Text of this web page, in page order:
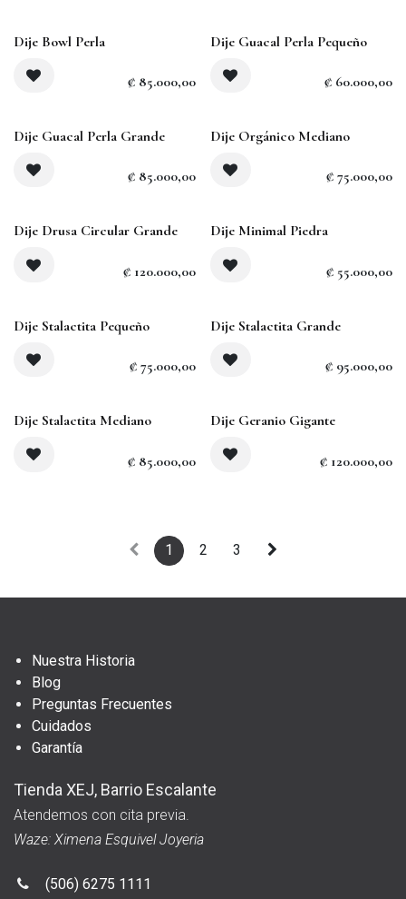
Dije Bowl Perla
₡ 85.000,00
Dije Guacal Perla Pequeño
₡ 60.000,00
Dije Guacal Perla Grande
₡ 85.000,00 Agotado
Dije Orgánico Mediano
₡ 75.000,00
Agotado
Dije Drusa Circular Grande
₡ 120.000,00
Dije Minimal Piedra
₡ 55.000,00
Agotado
Dije Stalactita Pequeño
₡ 75.000,00 Agotado
Dije Stalactita Grande
₡ 95.000,00
Agotado
Dije Stalactita Mediano
₡ 85.000,00
Dije Geranio Gigante
₡ 120.000,00
1 2 3
Nuestra Historia
Blog
Preguntas Frecuentes
Cuidados
Garantía
Tienda XEJ, Barrio Escalante
Atendemos con cita previa.
Waze: Ximena Esquivel Joyeria
(506) 6275 1111